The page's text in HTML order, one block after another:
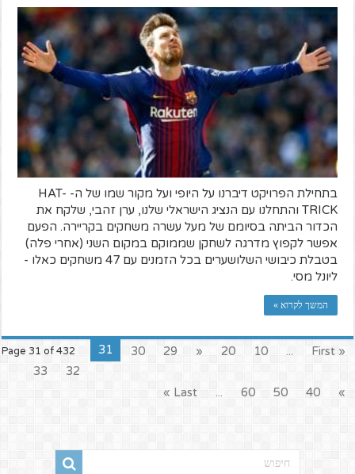
בתחילת הפרויקט דיברנו על היופי ועל מקור שמו של ה- HAT-
TRICK והתחלנו עם הנציג הישראלי שלנו, ערן זהבי, שלקח את
הכדור הביתה בסיומם של מעל עשרה משחקים בקריירה. הפעם
אפשר לקפוץ מדרגה לשחקן שממוקם במקום השני (אחרי פלה)
בטבלת כיבושי השלושערים בכל הזמנים עם 47 משחקים כאלו -
ליונל מסי.
המשך לקרוא »
Page 31 of 432 « First
...
10
20
«
29
30
31
32
33
»
40
50
60
...
Last »